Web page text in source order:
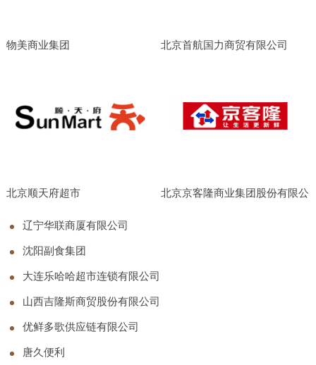
物美商业集团 北京首航国力商贸有限公司
北京顺天府超市 北京京客隆商业集团股份有限公
辽宁华联商厦有限公司
沈阳副食集团
大连乐哈哈超市连锁有限公司
山西吉隆斯商贸股份有限公司
优鲜多歌供应链有限公司
唐久便利